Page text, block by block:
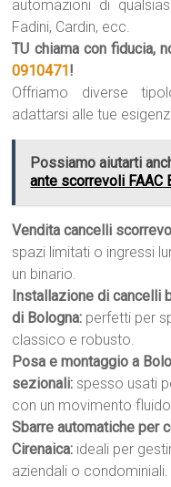
automazioni di
Fadini, Cardin, ecc.
TU chiama con fiducia,
0910471!
Offriamo diverse
adattarsi alle tue
Possiamo aiutarti
ante scorrevoli FAAC
Vendita cancelli
spazi limitati o ingressi
un binario.
Installazione di cancelli
di Bologna: perfetti per
classico e robusto.
Posa e montaggio a
sezionali: spesso usati
con un movimento
Sbarre automatiche per
Cirenaica: ideali per
aziendali o condominiali.